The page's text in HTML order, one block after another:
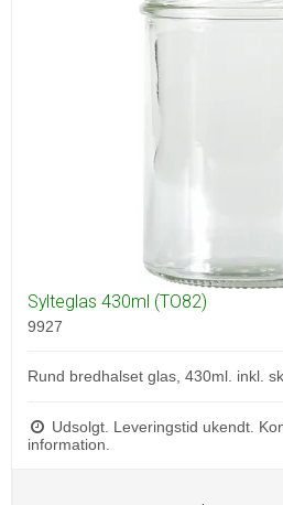
Sylteglas 430ml (TO82)
9927
Rund bredhalset glas, 430ml. inkl.
Udsolgt. Leveringstid ukendt.
information.